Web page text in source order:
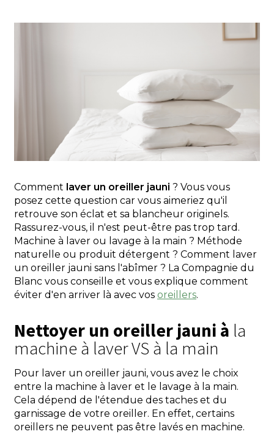
Comment laver un oreiller jauni ? Vous vous
posez cette question car vous aimeriez qu'il
retrouve son éclat et sa blancheur originels.
Rassurez-vous, il n'est peut-être pas trop tard.
Machine à laver ou lavage à la main ? Méthode
naturelle ou produit détergent ? Comment laver
un oreiller jauni sans l'abîmer ? La Compagnie du
Blanc vous conseille et vous explique comment
éviter d'en arriver là avec vos oreillers.
Nettoyer un oreiller jauni à la
machine à laver VS à la main
Pour laver un oreiller jauni, vous avez le choix
entre la machine à laver et le lavage à la main.
Cela dépend de l'étendue des taches et du
garnissage de votre oreiller. En effet, certains
oreillers ne peuvent pas être lavés en machine.